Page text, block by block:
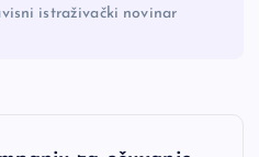
istraživački novinar